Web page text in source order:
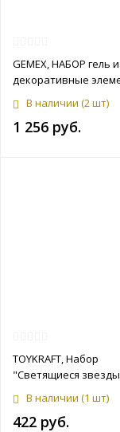
GEMEX, НАБОР гель и
декоративные
В наличии (2 шт)
1 256 руб.
TOYKRAFT, Набор
"Светящиеся
В наличии (1 шт)
422 руб.